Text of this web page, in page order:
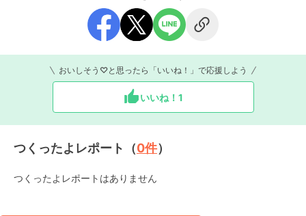
おいしそう♡と思ったら「いいね！」で応援しよう
いいね！ 1
つくったよレポート（0件）
つくったよレポートはありません